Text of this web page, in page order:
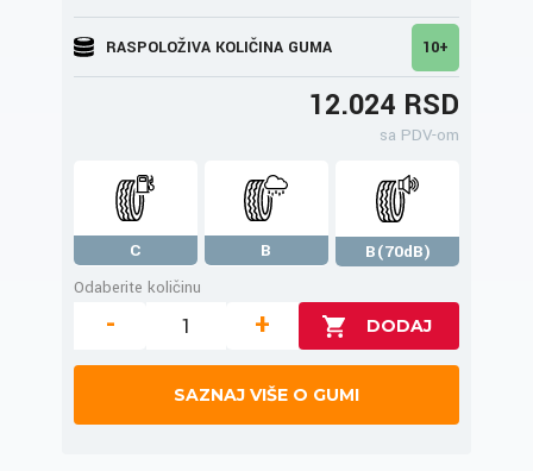
RASPOLOŽIVA KOLIČINA GUMA 10+
12.024 RSD
sa PDV-om
C B
B(70dB)
Odaberite količinu
- +
SAZNAJ VIŠE O GUMI